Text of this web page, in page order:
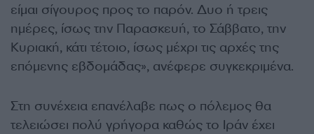
είμαι σίγουρος προς το παρόν. Δυο ή τρεις
ημέρες, ίσως την Παρασκευή, το Σάββατο, την
Κυριακή, κάτι τέτοιο, ίσως μέχρι τις αρχές της
επόμενης εβδομάδας», ανέφερε συγκεκριμένα.
Στη συνέχεια επανέλαβε πως ο πόλεμος θα
τελειώσει πολύ γρήγορα καθώς το Ιράν έχει